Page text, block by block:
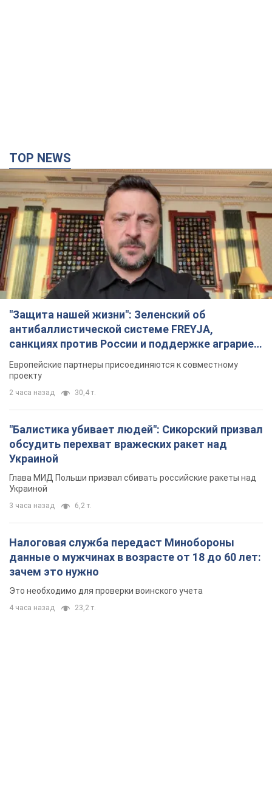
TOP NEWS
"Защита нашей жизни": Зеленский об
антибаллистической системе FREYJA,
санкциях против России и поддержке аграриев.
Видео
Европейские партнеры присоединяются к совместному
проекту
2 часа назад 30,4 т.
"Балистика убивает людей": Сикорский призвал
обсудить перехват вражеских ракет над
Украиной
Глава МИД Польши призвал сбивать российские ракеты над
Украиной
3 часа назад 6,2 т.
Налоговая служба передаст Минобороны
данные о мужчинах в возрасте от 18 до 60 лет:
зачем это нужно
Это необходимо для проверки воинского учета
4 часа назад 23,2 т.